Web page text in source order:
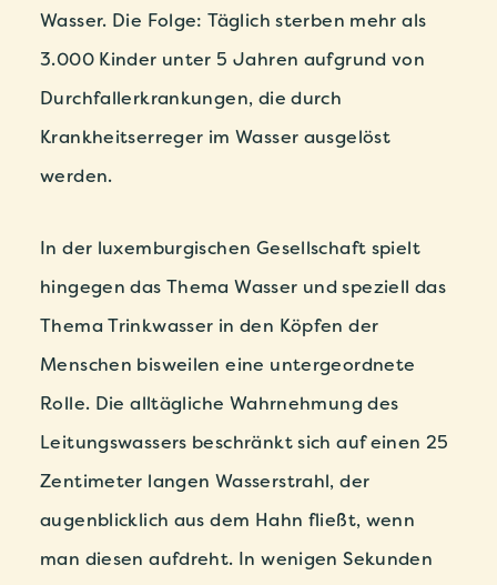
Wasser. Die Folge: Täglich sterben mehr als
3.000 Kinder unter 5 Jahren aufgrund von
Durchfallerkrankungen, die durch
Krankheitserreger im Wasser ausgelöst
werden.
In der luxemburgischen Gesellschaft spielt
hingegen das Thema Wasser und speziell das
Thema Trinkwasser in den Köpfen der
Menschen bisweilen eine untergeordnete
Rolle. Die alltägliche Wahrnehmung des
Leitungswassers beschränkt sich auf einen 25
Zentimeter langen Wasserstrahl, der
augenblicklich aus dem Hahn fließt, wenn
man diesen aufdreht. In wenigen Sekunden